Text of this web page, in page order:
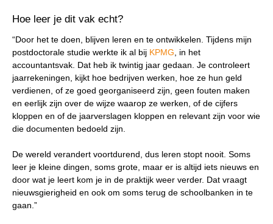
Hoe leer je dit vak echt?
“Door het te doen, blijven leren en te ontwikkelen. Tijdens mijn
postdoctorale studie werkte ik al bij KPMG, in het
accountantsvak. Dat heb ik twintig jaar gedaan. Je controleert
jaarrekeningen, kijkt hoe bedrijven werken, hoe ze hun geld
verdienen, of ze goed georganiseerd zijn, geen fouten maken
en eerlijk zijn over de wijze waarop ze werken, of de cijfers
kloppen en of de jaarverslagen kloppen en relevant zijn voor wie
die documenten bedoeld zijn.
De wereld verandert voortdurend, dus leren stopt nooit. Soms
leer je kleine dingen, soms grote, maar er is altijd iets nieuws en
door wat je leert kom je in de praktijk weer verder. Dat vraagt
nieuwsgierigheid en ook om soms terug de schoolbanken in te
gaan.”